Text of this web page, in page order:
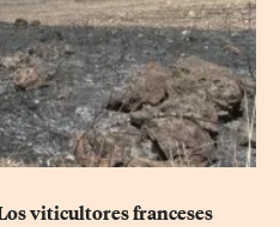
viticultores franceses